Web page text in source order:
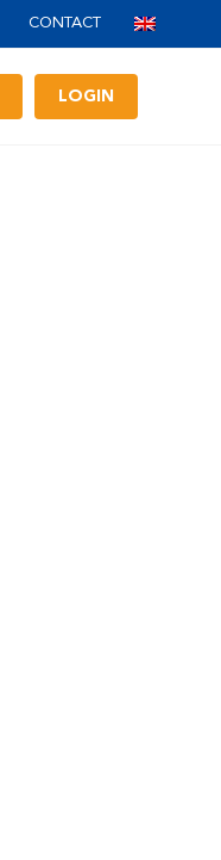
CONTACT
LOGIN